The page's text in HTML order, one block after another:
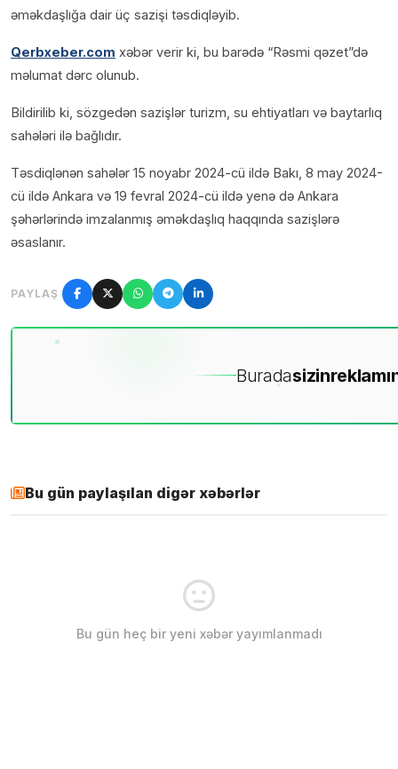
əməkdaşlığa dair üç sazişi təsdiqləyib.
Qerbxeber.com xəbər verir ki, bu barədə “Rəsmi qəzet”də
məlumat dərc olunub.
Bildirilib ki, sözgedən sazişlər turizm, su ehtiyatları və baytarlıq
sahələri ilə bağlıdır.
Təsdiqlənən sahələr 15 noyabr 2024-cü ildə Bakı, 8 may 2024-
cü ildə Ankara və 19 fevral 2024-cü ildə yenə də Ankara
şəhərlərində imzalanmış əməkdaşlıq haqqında sazişlərə
əsaslanır.
PAYLAŞ
Buradasizin
Bu gün paylaşılan digər xəbərlər
Bu gün heç bir yeni xəbər yayımlanmadı